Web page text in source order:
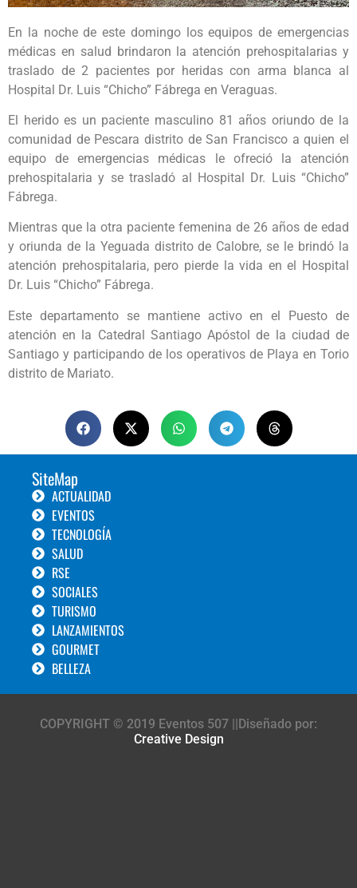
En la noche de este domingo los equipos de emergencias
médicas en salud brindaron la atención prehospitalarias y
traslado de 2 pacientes por heridas con arma blanca al
Hospital Dr. Luis “Chicho” Fábrega en Veraguas.
El herido es un paciente masculino 81 años oriundo de la
comunidad de Pescara distrito de San Francisco a quien el
equipo de emergencias médicas le ofreció la atención
prehospitalaria y se trasladó al Hospital Dr. Luis “Chicho”
Fábrega.
Mientras que la otra paciente femenina de 26 años de edad
y oriunda de la Yeguada distrito de Calobre, se le brindó la
atención prehospitalaria, pero pierde la vida en el Hospital
Dr. Luis “Chicho” Fábrega.
Este departamento se mantiene activo en el Puesto de
atención en la Catedral Santiago Apóstol de la ciudad de
Santiago y participando de los operativos de Playa en Torio
distrito de Mariato.
SiteMap
ACTUALIDAD
EVENTOS
TECNOLOGÍA
SALUD
RSE
SOCIALES
TURISMO
LANZAMIENTOS
GOURMET
BELLEZA
COPYRIGHT © 2019 Eventos 507 ||Diseñado por:
Creative Design